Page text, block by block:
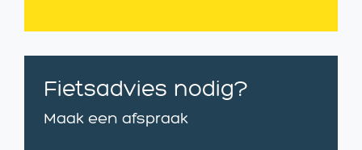
Fietsadvies nodig?
Maak een afspraak